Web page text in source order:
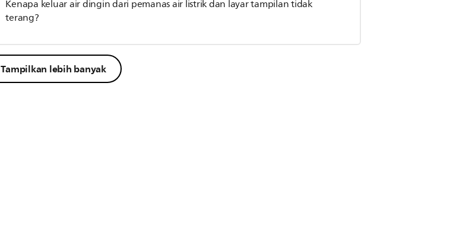
Kenapa keluar air dingin dari pemanas air listrik dan layar tampilan tidak
terang?
Tampilkan lebih banyak